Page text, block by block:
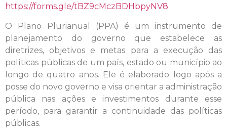
https://forms.gle/tBZ9cMczBDHbpyNV8
O Plano Plurianual (PPA) é um instrumento de
planejamento do governo que estabelece as
diretrizes, objetivos e metas para a execução das
políticas públicas de um país, estado ou município ao
longo de quatro anos. Ele é elaborado logo após a
posse do novo governo e visa orientar a administração
pública nas ações e investimentos durante esse
período, para garantir a continuidade das políticas
públicas.